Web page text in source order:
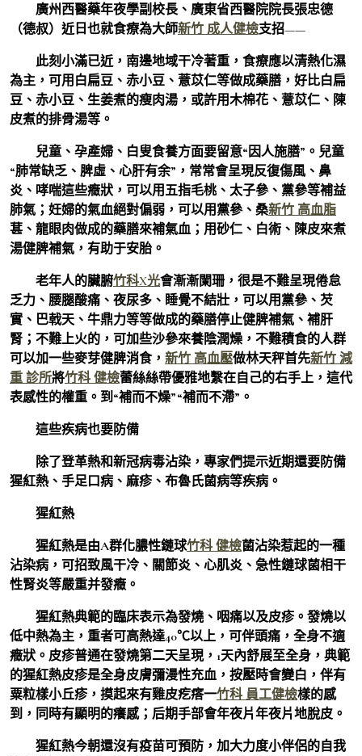
廣州西醫藥年夜學副校長、廣東省西醫院院長張忠德
（德叔）近日也就食療為大師新竹 成人健檢支招——
此刻小滿已近，南邊地域干冷著重，食療應以清熱化濕
為主，可用白扁豆、赤小豆、薏苡仁等做成藥膳，好比白扁
豆、赤小豆、生姜煮的瘦肉湯，或許用木棉花、薏苡仁、陳
皮煮的排骨湯等。
兒童、孕產婦、白叟食養方面要留意“因人施膳”。兒童
“肺常缺乏、脾虛、心肝有余”，常常會呈現反復傷風、鼻
炎、哮喘這些癥狀，可以用五指毛桃、太子參、黨參等補益
肺氣；妊婦的氣血絕對偏弱，可以用黨參、桑新竹 高血脂
葚、龍眼肉做成的藥膳來補氣血；用砂仁、白術、陳皮來煮
湯健脾補氣，有助于安胎。
老年人的臟腑竹科X光會漸漸闌珊，很是不難呈現倦怠
乏力、腰腿酸痛、夜尿多、睡覺不結壯，可以用黨參、芡
實、巴戟天、牛鼎力等等做成的藥膳停止健脾補氣、補肝
腎；不難上火的，可加些沙參來養陰潤燥，不難積食的人群
可以加一些麥芽健脾消食， 新竹 高血壓做林天秤首先新竹 減
重 診所將竹科 健檢蕾絲絲帶優雅地繫在自己的右手上，這代
表感性的權重。到“補而不燥”“補而不滯”。
這些疾病也要防備
除了登革熱和新冠病毒沾染，專家們提示近期還要防備
猩紅熱、手足口病、麻疹、布魯氏菌病等疾病。
猩紅熱
猩紅熱是由A群化膿性鏈球竹科 健檢菌沾染惹起的一種
沾染病，可招致風干冷、關節炎、心肌炎、急性鏈球菌相干
性腎炎等嚴重并發癥。
猩紅熱典範的臨床表示為發燒、咽痛以及皮疹。發燒以
低中熱為主，重者可高熱達40℃以上，可伴頭痛，全身不適
癥狀。皮疹普通在發燒第二天呈現，1天內舒展至全身，典範
的猩紅熱皮疹是全身皮膚彌漫性充血，按壓時會變白，伴有
粟粒樣小丘疹，摸起來有雞皮疙瘩一竹科 員工健檢樣的感
到，同時有顯明的癢感；后期手部會年夜片年夜片地脫皮。
猩紅熱今朝還沒有疫苗可預防，加大力度小伴侶的自我